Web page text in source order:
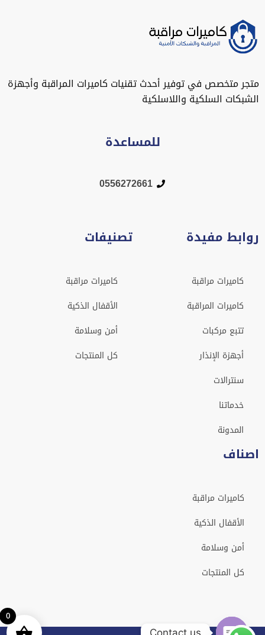
متجر متخصص في توفير أحدث تقنيات كاميرات المراقبة وأجهزة
الشبكات السلكية واللاسلكية
للمساعدة
0556272661
روابط مفيدة
كاميرات مراقبة
كاميرات المراقبة
تتبع مركبات
أجهزة الإنذار
سنترالات
خدماتنا
المدونة
تصنيفات
كاميرات مراقبة
الأقفال الذكية
أمن وسلامة
كل المنتجات
اصناف
كاميرات مراقبة
الأقفال الذكية
أمن وسلامة
كل المنتجات
0
Contact us